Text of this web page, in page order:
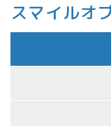
スマイルオ